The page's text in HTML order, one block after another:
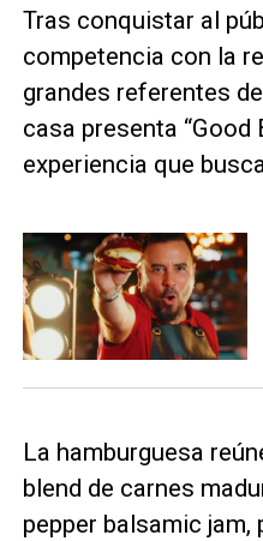
Tras conquistar al
competencia con la
grandes referentes
casa presenta
experiencia que
La hamburguesa
blend de carnes
pepper balsamic